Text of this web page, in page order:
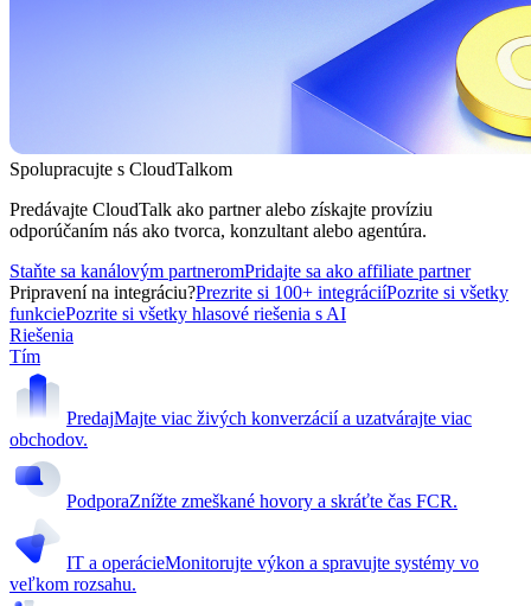
Spolupracujte s CloudTalkom
Predávajte CloudTalk ako partner alebo získajte províziu
odporúčaním nás ako tvorca, konzultant alebo agentúra.
Staňte sa kanálovým partneromPridajte sa ako affiliate partner
Pripravení na integráciu?Prezrite si 100+ integráciíPozrite si všetky
funkciePozrite si všetky hlasové riešenia s AI
Riešenia
Tím
PredajMajte viac živých konverzácií a uzatvárajte viac
obchodov.
PodporaZnížte zmeškané hovory a skráťte čas FCR.
IT a operácieMonitorujte výkon a spravujte systémy vo
veľkom rozsahu.